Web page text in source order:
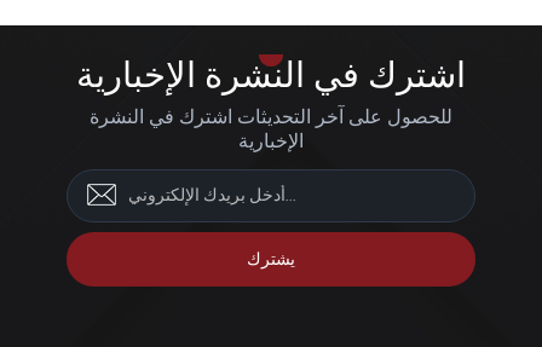
اشترك في النشرة الإخبارية
للحصول على آخر التحديثات اشترك في النشرة
الإخبارية